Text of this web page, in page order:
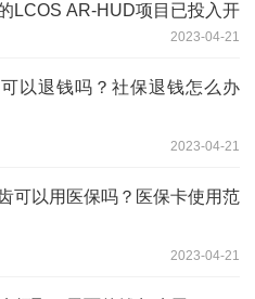
LCOS AR-HUD项目已投入开
2023-04-21
以退钱吗？社保退钱怎么办
2023-04-21
可以用医保吗？医保卡使用范
2023-04-21